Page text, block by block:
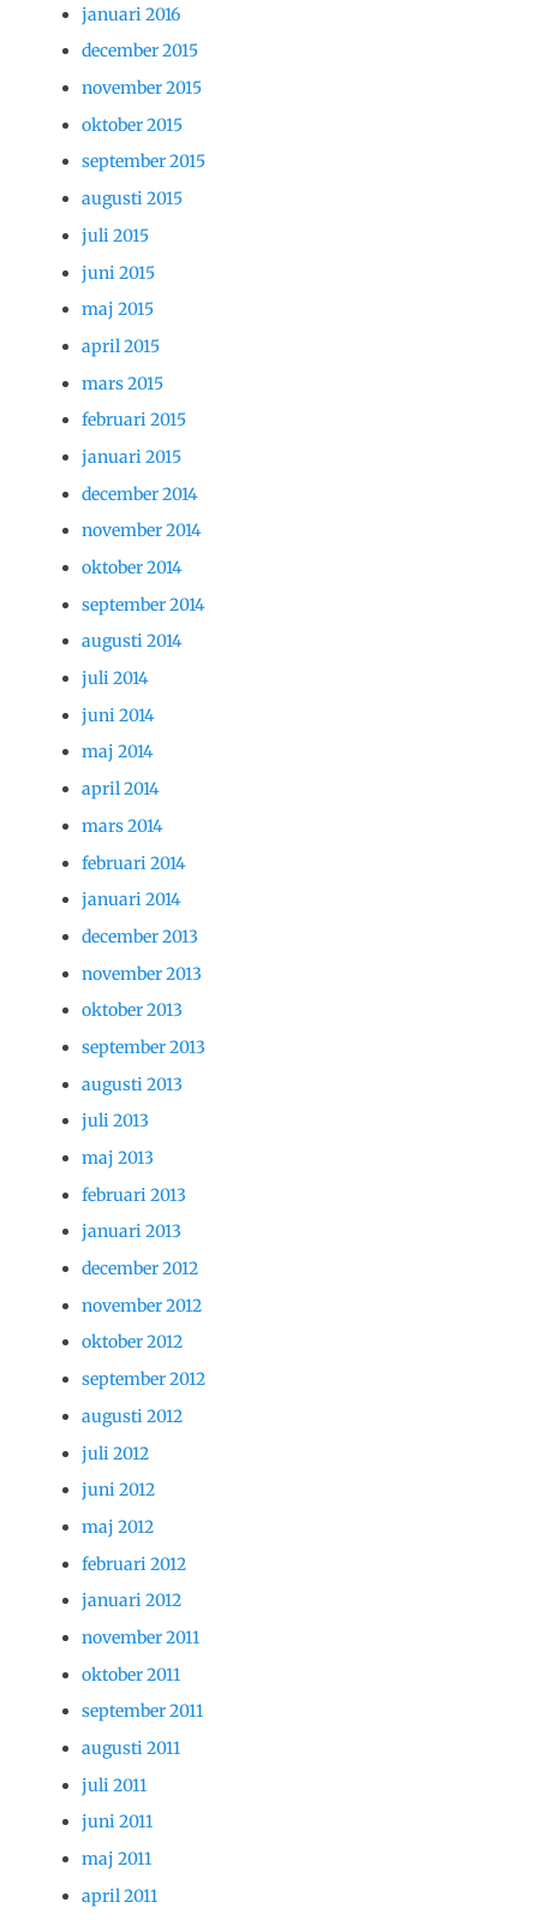
januari 2016
december 2015
november 2015
oktober 2015
september 2015
augusti 2015
juli 2015
juni 2015
maj 2015
april 2015
mars 2015
februari 2015
januari 2015
december 2014
november 2014
oktober 2014
september 2014
augusti 2014
juli 2014
juni 2014
maj 2014
april 2014
mars 2014
februari 2014
januari 2014
december 2013
november 2013
oktober 2013
september 2013
augusti 2013
juli 2013
maj 2013
februari 2013
januari 2013
december 2012
november 2012
oktober 2012
september 2012
augusti 2012
juli 2012
juni 2012
maj 2012
februari 2012
januari 2012
november 2011
oktober 2011
september 2011
augusti 2011
juli 2011
juni 2011
maj 2011
april 2011